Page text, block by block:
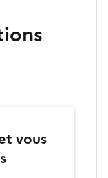
vous